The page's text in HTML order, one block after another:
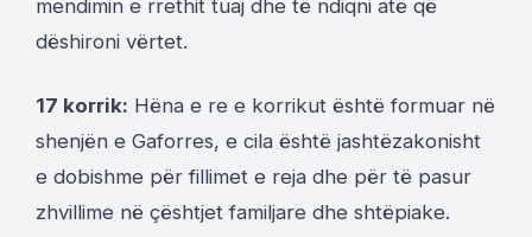
mendimin e rrethit tuaj dhe të ndiqni atë që
dëshironi vërtet.
17 korrik: Hëna e re e korrikut është formuar në
shenjën e Gaforres, e cila është jashtëzakonisht
e dobishme për fillimet e reja dhe për të pasur
zhvillime në çështjet familjare dhe shtëpiake.